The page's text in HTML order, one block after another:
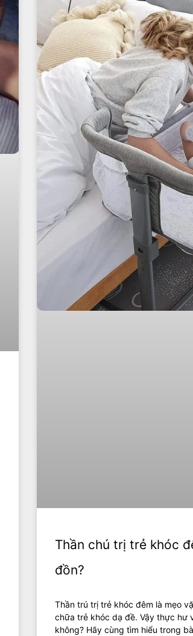
Thần chú trị trẻ khóc
đồn?
Thần trú trị trẻ khóc đêm là mẹo
chữa trẻ khóc dạ đề. Vậy thực hư
không? Hãy cùng tìm hiểu trong